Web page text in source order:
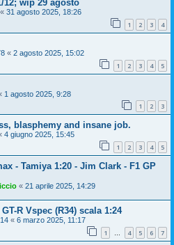
12; wip 29 agosto
« 31 agosto 2025, 18:26
1 2 3 4
« 2 agosto 2025, 15:02
1 2 3 4 5
1 agosto 2025, 9:28
1 2 3
blasphemy and insane job.
4 giugno 2025, 15:45
1 2 3 4 5
- Tamiya 1:20 - Jim Clark - F1 GP
« 21 aprile 2025, 14:29
R Vspec (R34) scala 1:24
« 6 marzo 2025, 11:17
1 … 4 5 6 7